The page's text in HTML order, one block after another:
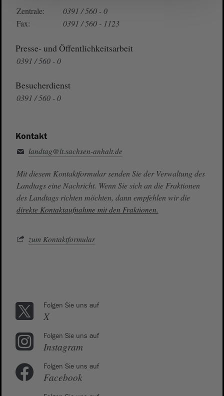
Zentrale:
0391 / 560 - 0
Fax:
0391 / 560 - 1123
Presse- und Öffentlichkeitsarbeit
0391 / 560 - 0
Besucherdienst
0391 / 560 - 0
Kontakt
landtag@lt.sachsen-anhalt.de
Mit diesem Kontaktformular senden Sie der Verwaltung des
Landtags eine Nachricht. Wenn Sie sich an die Fraktionen
des Landtags richten möchten, dann empfehlen wir die
direkte Kontaktaufnahme mit den Fraktionen.
zum Kontaktformular
Folgen Sie uns auf
X
Folgen Sie uns auf
Instagram
Folgen Sie uns auf
Facebook